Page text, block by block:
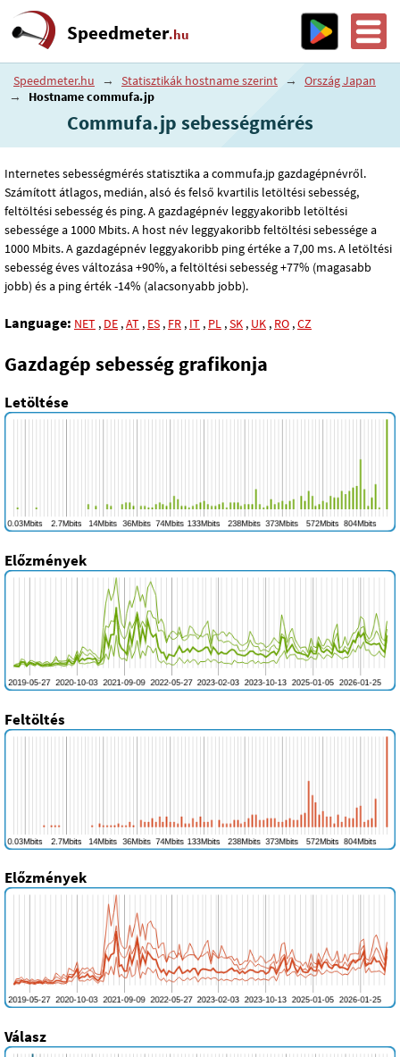
Speedmeter.hu
Speedmeter.hu → Statisztikák hostname szerint →
Ország Japan
→
Hostname commufa.jp
Commufa.jp sebességmérés
Internetes sebességmérés statisztika a commufa.jp gazdagépnévről.
Számított átlagos, medián, alsó és felső kvartilis letöltési sebesség,
feltöltési sebesség és ping. A gazdagépnév leggyakoribb letöltési
sebessége a 1000 Mbits. A host név leggyakoribb feltöltési sebessége a
1000 Mbits. A gazdagépnév leggyakoribb ping értéke a 7,00 ms. A letöltési
sebesség éves változása +90%, a feltöltési sebesség +77% (magasabb
jobb) és a ping érték -14% (alacsonyabb jobb).
Language: NET , DE ,AT , ES , FR , IT , PL ,SK , UK , RO ,CZ
Gazdagép sebesség grafikonja
Letöltése
Előzmények
Feltöltés
Előzmények
Válasz